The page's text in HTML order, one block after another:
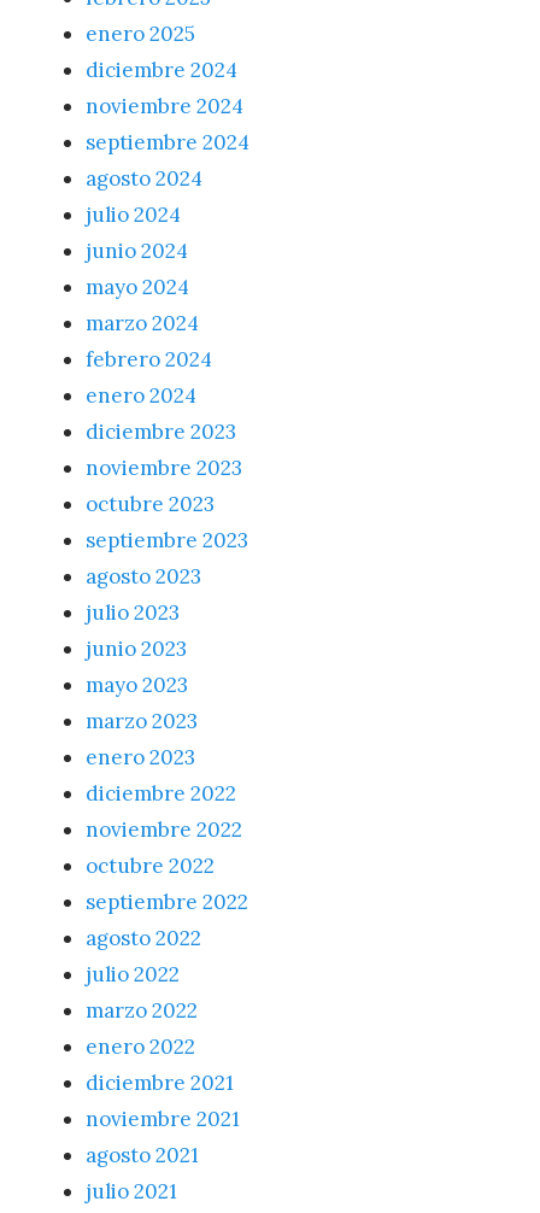
enero 2025
diciembre 2024
noviembre 2024
septiembre 2024
agosto 2024
julio 2024
junio 2024
mayo 2024
marzo 2024
febrero 2024
enero 2024
diciembre 2023
noviembre 2023
octubre 2023
septiembre 2023
agosto 2023
julio 2023
junio 2023
mayo 2023
marzo 2023
enero 2023
diciembre 2022
noviembre 2022
octubre 2022
septiembre 2022
agosto 2022
julio 2022
marzo 2022
enero 2022
diciembre 2021
noviembre 2021
agosto 2021
julio 2021